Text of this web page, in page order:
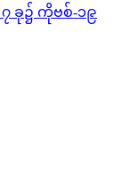
ခု၌ ကိုဗစ်-၁၉